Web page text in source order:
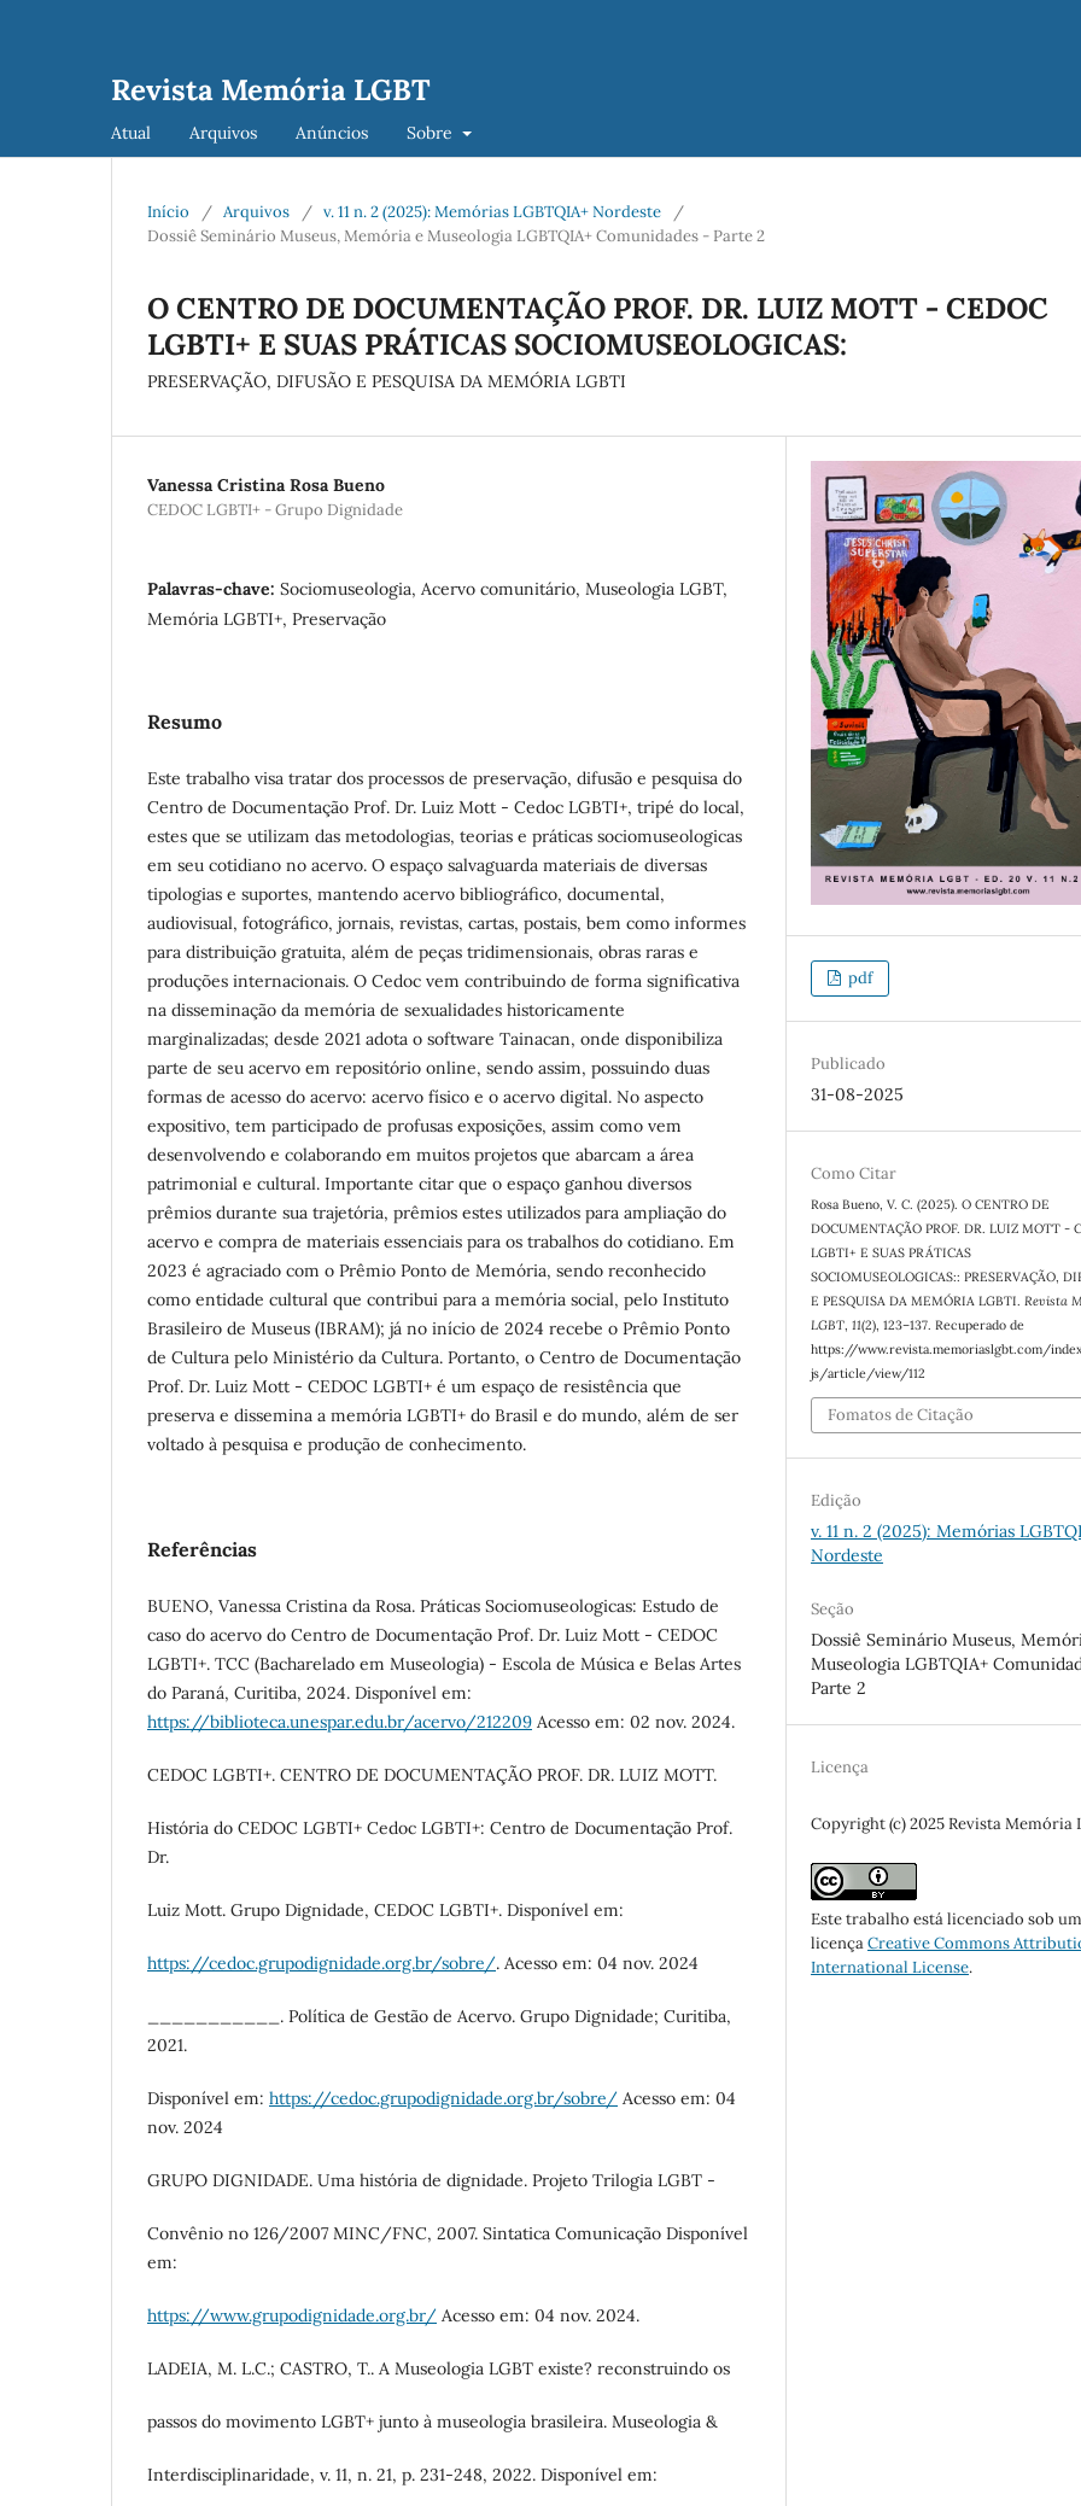
Revista Memória LGBT
Atual Arquivos Anúncios Sobre
Início / Arquivos / v. 11 n. 2 (2025): Memórias LGBTQIA+ Nordeste
/
Dossiê Seminário Museus, Memória e Museologia LGBTQIA+ Comunidades - Parte 2
O CENTRO DE DOCUMENTAÇÃO PROF. DR. LUIZ MOTT - CEDOC
LGBTI+ E SUAS PRÁTICAS SOCIOMUSEOLOGICAS:
PRESERVAÇÃO, DIFUSÃO E PESQUISA DA MEMÓRIA LGBTI
Vanessa Cristina Rosa Bueno
CEDOC LGBTI+ - Grupo Dignidade
Palavras-chave: Sociomuseologia, Acervo comunitário, Museologia LGBT,
Memória LGBTI+, Preservação
Resumo
Este trabalho visa tratar dos processos de preservação, difusão e pesquisa do
Centro de Documentação Prof. Dr. Luiz Mott - Cedoc LGBTI+, tripé do local,
estes que se utilizam das metodologias, teorias e práticas sociomuseologicas
em seu cotidiano no acervo. O espaço salvaguarda materiais de diversas
tipologias e suportes, mantendo acervo bibliográfico, documental,
audiovisual, fotográfico, jornais, revistas, cartas, postais, bem como informes
para distribuição gratuita, além de peças tridimensionais, obras raras e
produções internacionais. O Cedoc vem contribuindo de forma significativa
na disseminação da memória de sexualidades historicamente
marginalizadas; desde 2021 adota o software Tainacan, onde disponibiliza
parte de seu acervo em repositório online, sendo assim, possuindo duas
formas de acesso do acervo: acervo físico e o acervo digital. No aspecto
expositivo, tem participado de profusas exposições, assim como vem
desenvolvendo e colaborando em muitos projetos que abarcam a área
patrimonial e cultural. Importante citar que o espaço ganhou diversos
prêmios durante sua trajetória, prêmios estes utilizados para ampliação do
acervo e compra de materiais essenciais para os trabalhos do cotidiano. Em
2023 é agraciado com o Prêmio Ponto de Memória, sendo reconhecido
como entidade cultural que contribui para a memória social, pelo Instituto
Brasileiro de Museus (IBRAM); já no início de 2024 recebe o Prêmio Ponto
de Cultura pelo Ministério da Cultura. Portanto, o Centro de Documentação
Prof. Dr. Luiz Mott - CEDOC LGBTI+ é um espaço de resistência que
preserva e dissemina a memória LGBTI+ do Brasil e do mundo, além de ser
voltado à pesquisa e produção de conhecimento.
Referências
BUENO, Vanessa Cristina da Rosa. Práticas Sociomuseologicas: Estudo de
caso do acervo do Centro de Documentação Prof. Dr. Luiz Mott - CEDOC
LGBTI+. TCC (Bacharelado em Museologia) - Escola de Música e Belas Artes
do Paraná, Curitiba, 2024. Disponível em:
https://biblioteca.unespar.edu.br/acervo/212209 Acesso em: 02 nov. 2024.
CEDOC LGBTI+. CENTRO DE DOCUMENTAÇÃO PROF. DR. LUIZ MOTT.
História do CEDOC LGBTI+ Cedoc LGBTI+: Centro de Documentação Prof.
Dr.
Luiz Mott. Grupo Dignidade, CEDOC LGBTI+. Disponível em:
https://cedoc.grupodignidade.org.br/sobre/. Acesso em: 04 nov. 2024
___________. Política de Gestão de Acervo. Grupo Dignidade; Curitiba,
2021.
Disponível em: https://cedoc.grupodignidade.org.br/sobre/ Acesso em: 04
nov. 2024
GRUPO DIGNIDADE. Uma história de dignidade. Projeto Trilogia LGBT -
Convênio no 126/2007 MINC/FNC, 2007. Sintatica Comunicação Disponível
em:
https://www.grupodignidade.org.br/ Acesso em: 04 nov. 2024.
LADEIA, M. L.C.; CASTRO, T.. A Museologia LGBT existe? reconstruindo os
passos do movimento LGBT+ junto à museologia brasileira. Museologia &
Interdisciplinaridade, v. 11, n. 21, p. 231-248, 2022. Disponível em:
pdf
Publicado
31-08-2025
Como Citar
Rosa Bueno, V. C. (2025). O CENTRO DE
DOCUMENTAÇÃO PROF. DR. LUIZ MOTT -
LGBTI+ E SUAS PRÁTICAS
SOCIOMUSEOLOGICAS:: PRESERVAÇÃO,
E PESQUISA DA MEMÓRIA LGBTI. Revista
LGBT ,11(2), 123–137. Recuperado de
https://www.revista.memoriaslgbt.com/
js/article/view/112
Fomatos de Citação
Edição
v. 11 n. 2 (2025): Memórias
Nordeste
Seção
Dossiê Seminário Museus,
Museologia LGBTQIA+
Parte 2
Licença
Copyright (c) 2025 Revista Memória
Este trabalho está licenciado sob
licençaCreative Commons
International License.